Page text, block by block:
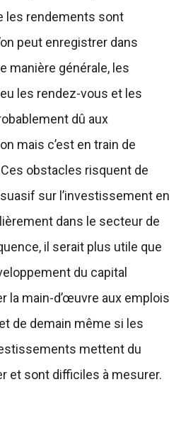
les rendements sont
peut enregistrer dans
manière générale, les
les rendez-vous et les
dû aux
mais c’est en train de
obstacles risquent de
sur l’investissement en
dans le secteur de
il serait plus utile que
du capital
la main-d’œuvre aux emplois
de demain même si les
mettent du
et sont difficiles à mesurer.